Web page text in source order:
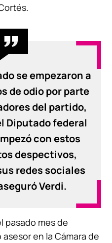
se empezaron a
de odio por parte
del partido,
Diputado federal
con estos
despectivos,
redes sociales
Verdi.
pasado mes de
en la Cámara de